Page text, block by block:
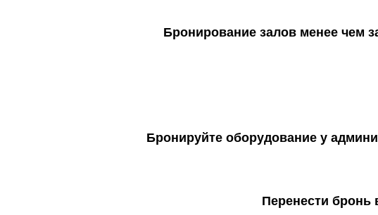
Бронирование залов менее чем
Бронируйте оборудование у
Перенести бронь